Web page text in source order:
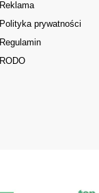
Reklama
Polityka prywatności
Regulamin
RODO